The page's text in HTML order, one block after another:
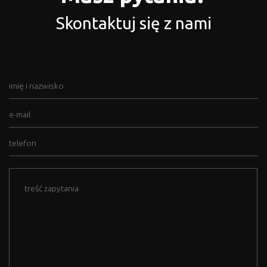
Skontaktuj się z nami